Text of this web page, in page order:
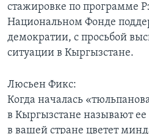
ДЕТАЛИ
НЬЮ-ЙОРК NEW YORK
АМЕРИКА. БОЛЬШОЕ
АМЕРИКАНСКИЕ ГОРОДКИ
УЧИМ АНГЛИЙСКИЙ
ВИДЕО
ПОДПИСКА НА НОВОСТИ
Learning English
СОЦИАЛЬНЫЕ СЕТИ
стажировке по программе
Национальном Фонде
демократии, с просьбой
ситуации в Кыргызстане.
Люсьен Фикс:
Когда началась
в Кыргызстане называют
в вашей стране цветет